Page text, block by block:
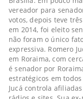
vereador para
votos, depois teve
em 2014, foi eleito
não foram o único
expressiva. Romero
em Roraima, com
é senador por
estratégicos em
Jucá controla